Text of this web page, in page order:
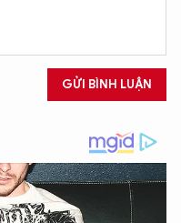
GỬI BÌNH LUẬN